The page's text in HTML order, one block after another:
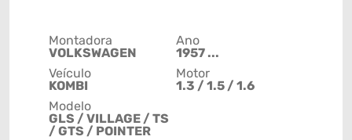
Montadora
VOLKSWAGEN
Veículo
KOMBI
Modelo
GLS / VILLAGE / TS
/ GTS / POINTER
Ano
1957 ...
Motor
1.3 / 1.5 / 1.6